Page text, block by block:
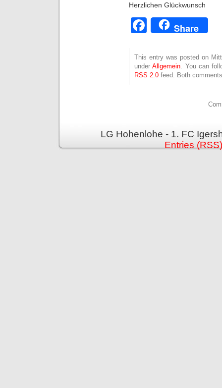
Herzlichen Glückwunsch
Facebook
Share
This entry was posted on
underAllgemein . You can
RSS 2.0 feed. Both
LG Hohenlohe - 1. FC
Entries (RSS)